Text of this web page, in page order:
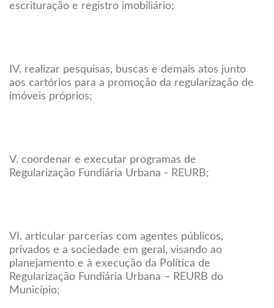
escrituração e registro imobiliário;
IV. realizar pesquisas, buscas e demais atos junto
aos cartórios para a promoção da regularização de
imóveis próprios;
V. coordenar e executar programas de
Regularização Fundiária Urbana - REURB;
VI. articular parcerias com agentes públicos,
privados e a sociedade em geral, visando ao
planejamento e à execução da Política de
Regularização Fundiária Urbana – REURB do
Município;